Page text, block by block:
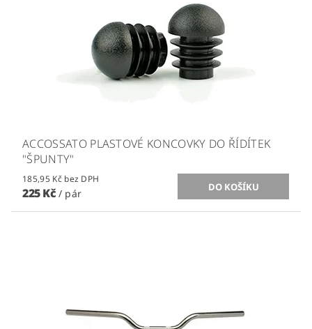
ACCOSSATO PLASTOVÉ KONCOVKY DO ŘÍDÍTEK
"ŠPUNTY"
185,95 Kč bez DPH
225 Kč / pár